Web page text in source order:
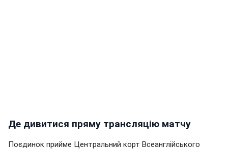
Де дивитися пряму трансляцію матчу
Поєдинок прийме Центральний корт Всеанглійського